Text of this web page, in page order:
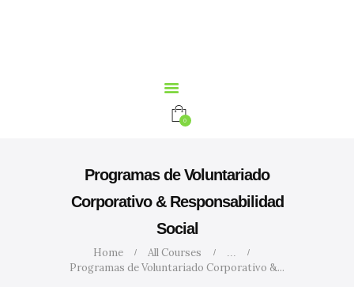
0
Programas de Voluntariado
Corporativo & Responsabilidad
Social
Home All Courses ...
Programas de Voluntariado Corporativo &...
CALCULADORA
BLOG